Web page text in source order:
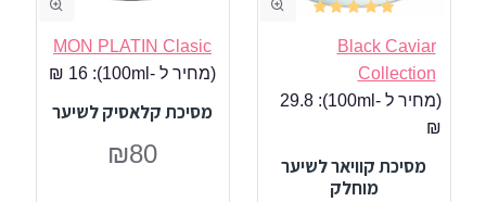
Black Caviar
Collection
(מחיר ל -100ml):
29.8
₪
מסיכת קוויאר לשיער
מוחלק
MON PLATIN Clasic
(מחיר ל -100ml):
16 ₪
מסיכת קלאסיק לשיער
₪80